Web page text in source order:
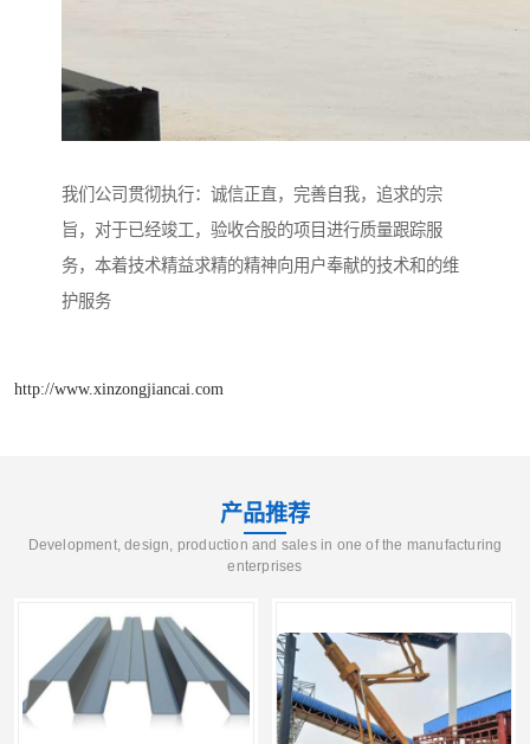
我们公司贯彻执行：诚信正直，完善自我，追求的宗
旨，对于已经竣工，验收合股的项目进行质量跟踪服
务，本着技术精益求精的精神向用户奉献的技术和的维
护服务
http://www.xinzongjiancai.com
产品推荐
Development, design, production and sales in one of the manufacturing
enterprises